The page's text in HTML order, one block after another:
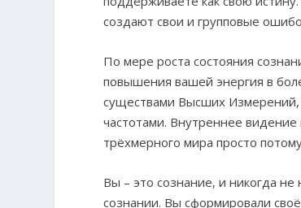
создают свои и групповые
По мере роста состояния
повышения вашей энергия в
существами Высших Измерений,
частотами. Внутреннее
трёхмерного мира просто
Вы – это сознание, и никогда не
сознании. Вы сформировали